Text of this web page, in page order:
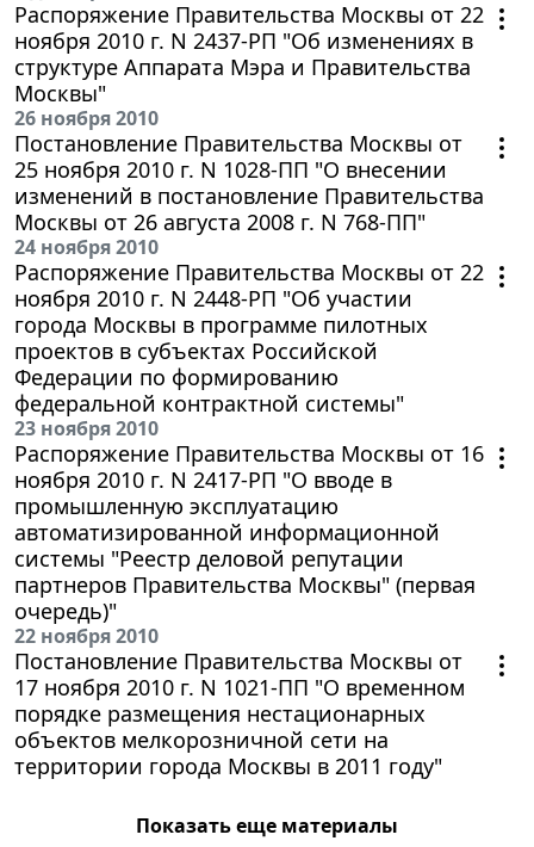
Распоряжение Правительства Москвы от 22
ноября 2010 г. N 2437-РП "Об изменениях в
структуре Аппарата Мэра и Правительства
Москвы"
26 ноября 2010
Постановление Правительства Москвы от
25 ноября 2010 г. N 1028-ПП "О внесении
изменений в постановление Правительства
Москвы от 26 августа 2008 г. N 768-ПП"
24 ноября 2010
Распоряжение Правительства Москвы от 22
ноября 2010 г. N 2448-РП "Об участии
города Москвы в программе пилотных
проектов в субъектах Российской
Федерации по формированию
федеральной контрактной системы"
23 ноября 2010
Распоряжение Правительства Москвы от 16
ноября 2010 г. N 2417-РП "О вводе в
промышленную эксплуатацию
автоматизированной информационной
системы "Реестр деловой репутации
партнеров Правительства Москвы" (первая
очередь)"
22 ноября 2010
Постановление Правительства Москвы от
17 ноября 2010 г. N 1021-ПП "О временном
порядке размещения нестационарных
объектов мелкорозничной сети на
территории города Москвы в 2011 году"
Показать еще материалы